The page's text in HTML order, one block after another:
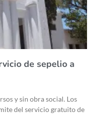
de sepelio a
y sin obra social. Los
del servicio gratuito de